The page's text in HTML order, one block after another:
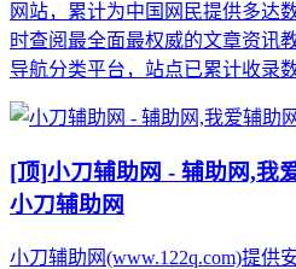
网站，累计为中国网民提供多达
时查阅最全面最权威的文章资讯
导航分类平台，站点已累计收录
[顶]小刀辅助网 - 辅助网,我
小刀辅助网
小刀辅助网(www.122q.com)提供